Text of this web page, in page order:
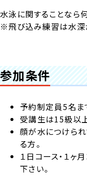
水泳に関することなら
※飛び込み練習は水深
参加条件
予約制定員5名ま
受講生は15級以
顔が水につけら
る方。
１日コース・１ヶ
下さい。